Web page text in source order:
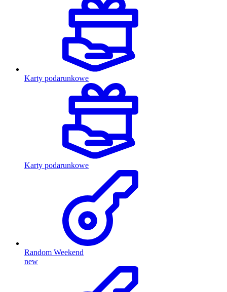
Karty podarunkowe
Karty podarunkowe
Random Weekend
new